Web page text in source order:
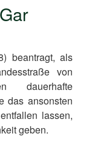
beantragt, als
von
dauerhafte
das ansonsten
lassen,
geben.